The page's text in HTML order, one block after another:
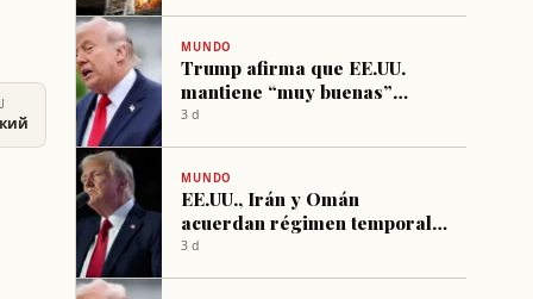
MUNDO
Trump afirma que EE.UU.
mantiene “muy buenas”
conversaciones con Irán y
3 d
MUNDO
EE.UU., Irán y Omán
acuerdan régimen temporal
para el estrecho de Ormuz
3 d